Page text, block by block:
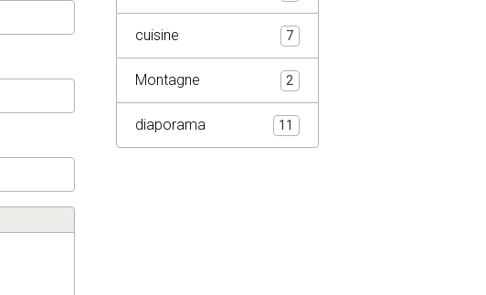
cuisine 7
Montagne 2
diaporama 11